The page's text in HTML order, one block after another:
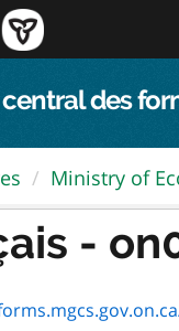
des
Ministry of
-